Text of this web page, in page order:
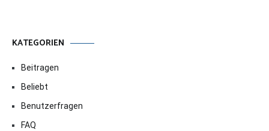
KATEGORIEN
Beitragen
Beliebt
Benutzerfragen
FAQ